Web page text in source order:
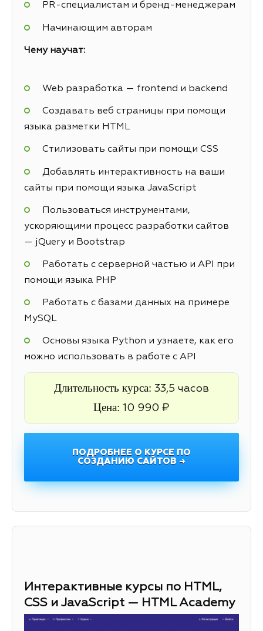
PR-специалистам и бренд-менеджерам
Начинающим авторам
Чему научат:
Web разработка — frontend и backend
Создавать веб страницы при помощи
языка разметки HTML
Стилизовать сайты при помощи CSS
Добавлять интерактивность на ваши
сайты при помощи языка JavaScript
Пользоваться инструментами,
ускоряющими процесс разработки сайтов
— jQuery и Bootstrap
Работать с серверной частью и API при
помощи языка PHP
Работать с базами данных на примере
MySQL
Основы языка Python и узнаете, как его
можно использовать в работе с API
Длительность курса: 33,5 часов
Цена: 10 990 ₽
ПОДРОБНЕЕ О КУРСЕ ПО
СОЗДАНИЮ САЙТОВ →
Интерактивные курсы по HTML,
CSS и JavaScript — HTML Academy